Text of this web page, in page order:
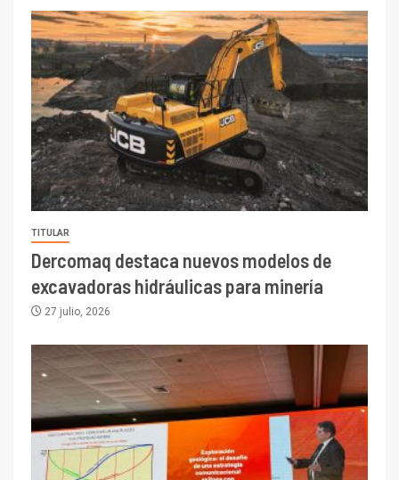
TITULAR
Dercomaq destaca nuevos modelos de
excavadoras hidráulicas para minería
27 julio, 2026